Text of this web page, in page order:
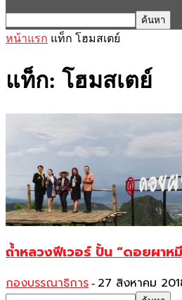
หน้าแรก แท็ก โฮมสเตย์
แท็ก: โฮมสเตย์
ถ้ำหลวงฟีเวอร์ ปั้น “ดอยผาห
กองบรรณาธิการ - 27 สิงหาคม